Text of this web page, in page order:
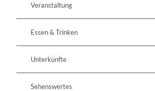
Veranstaltung
Essen & Trinken
Unterkünfte
Sehenswertes